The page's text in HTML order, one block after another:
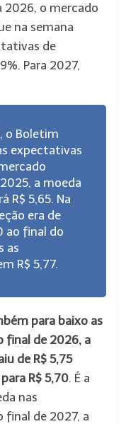
2026, o mercado
na semana
de
Para 2027,
o Boletim
expectativas
a moeda
R$ 5,65. Na
era de
ao final do
as
R$ 5,77.
para baixo as
final de 2026, a
de R$ 5,75
R$ 5,70. É a
nas
final de 2027, a